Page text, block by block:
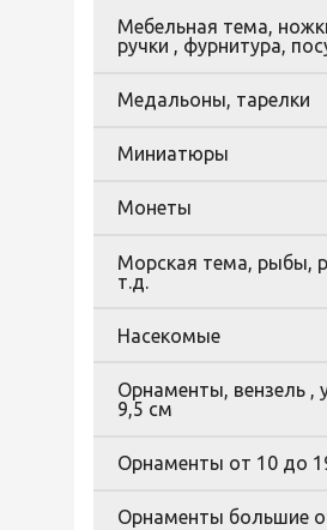
Мебельная тема,
ручки , фурнитура,
Медальоны, тарелки
Миниатюры
Монеты
Морская тема, рыбы,
т.д.
Насекомые
Орнаменты, вензель ,
9,5 см
Орнаменты от 10 до
Орнаменты большие